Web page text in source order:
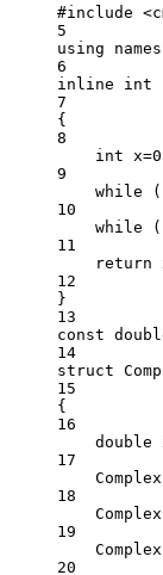
#include
5
using
6
inline
int
7
{
8
int x=0
9
while
10
while
11
return
12
}
13
const
14
struct
15
{
16
double
17
Complex
18
Complex
19
Complex
20